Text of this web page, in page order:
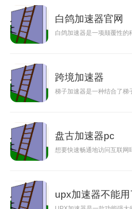
白鸽加速器官网
白鸽加速器是一项颠覆性
跨境加速器
梯子加速器是一种结合了梯
盘古加速器pc
想要快速畅通地访问互联网
upx加速器不能用